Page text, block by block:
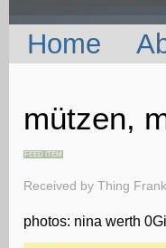
Home
mützen,
FEED ITEM
Received byThing
photos: nina werth